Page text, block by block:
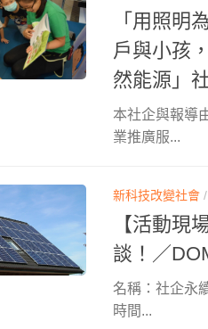
「用照明
戶與小孩
然能源」
本社企與報導
業推廣服...
新科技改變社會 /
【活動現
談！／
名稱：社企永
時間...